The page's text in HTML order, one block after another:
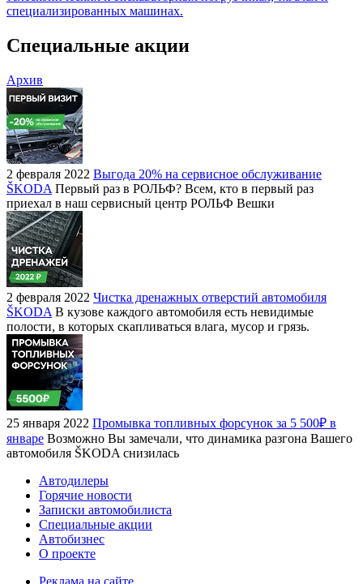
специализированных машинах.
Специальные акции
Архив
2 февраля 2022 Выгода 20% на сервисное обслуживание
ŠKODA Первый раз в РОЛЬФ? Всем, кто в первый раз
приехал в наш сервисный центр РОЛЬФ Вешки
2 февраля 2022 Чистка дренажных отверстий автомобиля
ŠKODA В кузове каждого автомобиля есть невидимые
полости, в которых скапливаться влага, мусор и грязь.
25 января 2022 Промывка топливных форсунок за 5 500₽ в
январе Возможно Вы замечали, что динамика разгона Вашего
автомобиля ŠKODA снизилась
Автодилеры
Горячие новости
Записки автомобилиста
Специальные акции
Автобизнес
О проекте
Реклама на сайте